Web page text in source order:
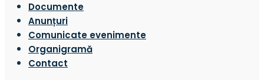
Documente
Anunțuri
Comunicate evenimente
Organigramă
Contact